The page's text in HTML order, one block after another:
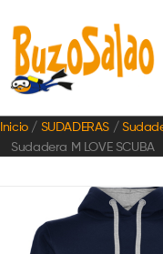
BuzoSalao
|
Camisetas
originales
Inicio/ SUDADERAS /
Sudadera M LOVE SCUBA